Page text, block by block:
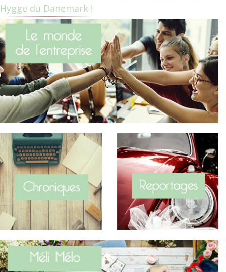
Hygge du Danemark !